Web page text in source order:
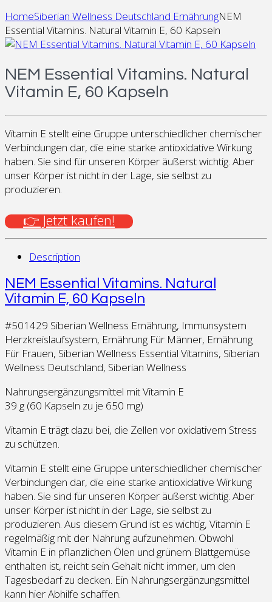
HomeSiberian Wellness Deutschland ErnährungNEM
Essential Vitamins. Natural Vitamin E, 60 Kapseln
NEM Essential Vitamins. Natural
Vitamin E, 60 Kapseln
Vitamin E stellt eine Gruppe unterschiedlicher chemischer
Verbindungen dar, die eine starke antioxidative Wirkung
haben. Sie sind für unseren Körper äußerst wichtig. Aber
unser Körper ist nicht in der Lage, sie selbst zu
produzieren.
👉 Jetzt kaufen!
Description
NEM Essential Vitamins. Natural
Vitamin E, 60 Kapseln
#501429 Siberian Wellness Ernährung, Immunsystem
Herzkreislaufsystem, Ernährung Für Männer, Ernährung
Für Frauen, Siberian Wellness Essential Vitamins, Siberian
Wellness Deutschland, Siberian Wellness
Nahrungsergänzungsmittel mit Vitamin E
39 g (60 Kapseln zu je 650 mg)
Vitamin E trägt dazu bei, die Zellen vor oxidativem Stress
zu schützen.
Vitamin E stellt eine Gruppe unterschiedlicher chemischer
Verbindungen dar, die eine starke antioxidative Wirkung
haben. Sie sind für unseren Körper äußerst wichtig. Aber
unser Körper ist nicht in der Lage, sie selbst zu
produzieren. Aus diesem Grund ist es wichtig, Vitamin E
regelmäßig mit der Nahrung aufzunehmen. Obwohl
Vitamin E in pflanzlichen Ölen und grünem Blattgemüse
enthalten ist, reicht sein Gehalt nicht immer, um den
Tagesbedarf zu decken. Ein Nahrungsergänzungsmittel
kann hier Abhilfe schaffen.